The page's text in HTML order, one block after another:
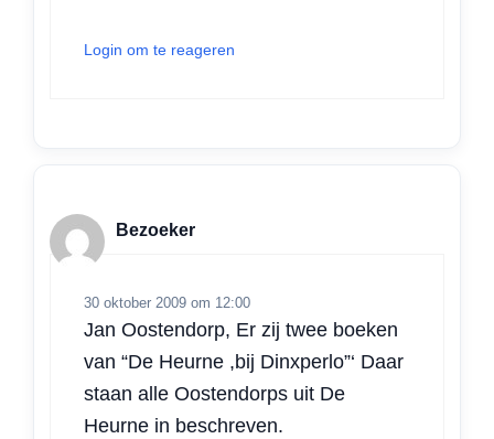
Login om te reageren
Bezoeker
30 oktober 2009 om 12:00
Jan Oostendorp, Er zij twee boeken
van “De Heurne ,bij Dinxperlo”‘ Daar
staan alle Oostendorps uit De
Heurne in beschreven.